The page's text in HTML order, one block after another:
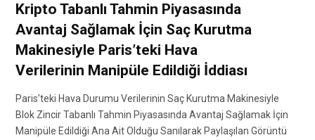
Kripto Tabanlı Tahmin Piyasasında
Avantaj Sağlamak İçin Saç Kurutma
Makinesiyle Paris’teki Hava
Verilerinin Manipüle Edildiği İddiası
Paris’teki Hava Durumu Verilerinin Saç Kurutma Makinesiyle
Blok Zincir Tabanlı Tahmin Piyasasında Avantaj Sağlamak İçin
Manipüle Edildiği Ana Ait Olduğu Sanılarak Paylaşılan Görüntü